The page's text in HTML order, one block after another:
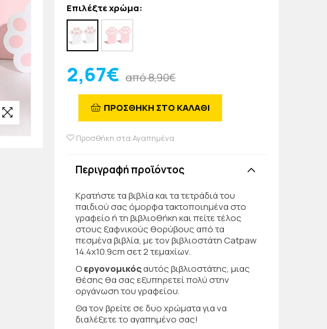
Επιλέξτε χρώμα:
2,67€ από 8,90€
ΠΡΟΣΘΗΚΗ ΣΤΟ ΚΑΛΑΘΙ
Προσθήκη στα Αγαπημένα
Περιγραφή προϊόντος
Κρατήστε τα βιβλία και τα τετράδιά του
παιδιού σας όμορφα τακτοποιημένα στο
γραφείο ή τη βιβλιοθήκη και πείτε τέλος
στους ξαφνικούς θορύβους από τα
πεσμένα βιβλία, με τον βιβλιοστάτη Catpaw
14.4x10.9cm σετ 2 τεμαχίων.
Οεργονομικόςαυτός βιβλιοστάτης, μιας
θέσης θα σας εξυπηρετεί πολύ στην
οργάνωση του γραφείου.
Θα τον βρείτε σε δυο χρώματα για να
διαλέξετε το αγαπημένο σας!